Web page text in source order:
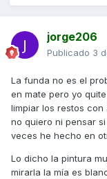
jorge206
Publicado 3
La funda no es el
en mate pero yo
limpiar los restos
no quiero ni pensar
veces he hecho en
Lo dicho la pintura
mirarla la mía es